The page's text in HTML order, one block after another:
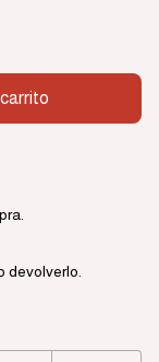
devolverlo.